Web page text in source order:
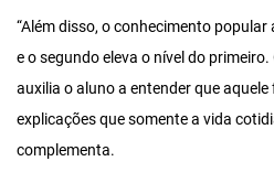
“Além disso, o conhecimento
e o segundo eleva o nível do
auxilia o aluno a entender que
explicações que somente a vida
complementa.